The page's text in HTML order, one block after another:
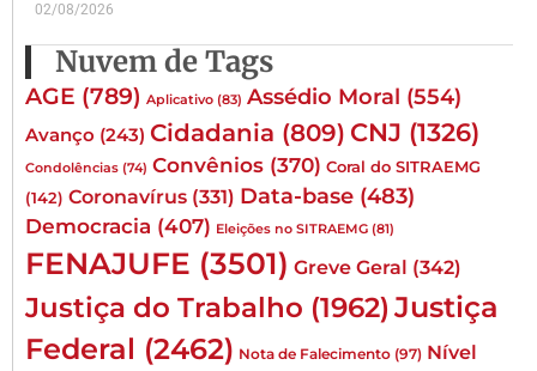
02/08/2026
Nuvem de Tags
AGE (789) Aplicativo (83) Assédio Moral (554)
Avanço (243) Cidadania (809) CNJ (1326)
Condolências (74) Convênios (370) Coral do SITRAEMG
(142) Coronavírus (331) Data-base (483)
Democracia (407) Eleições no SITRAEMG (81)
FENAJUFE (3501) Greve Geral (342)
Justiça do Trabalho (1962) Justiça
Federal (2462) Nota de Falecimento (97) Nível